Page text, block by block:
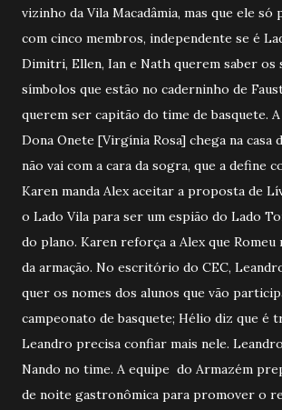
vizinho da Vila Macadâmia, mas que ele
com cinco membros, independente se é
Dimitri, Ellen, Ian e Nath querem saber os
símbolos que estão no caderninho de
querem ser capitão do time de basquete. A
Dona Onete [Virgínia Rosa] chega na casa
não vai com a cara da sogra, que a define
Karen manda Alex aceitar a proposta de
o Lado Vila para ser um espião do Lado
do plano. Karen reforça a Alex que Romeu
da armação. No escritório do CEC,
quer os nomes dos alunos que vão
campeonato de basquete; Hélio diz que é
Leandro precisa confiar mais nele.
Nando no time. A equipe do Armazém
de noite gastronômica para promover o